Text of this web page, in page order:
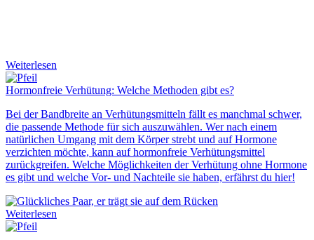
Weiterlesen
Hormonfreie Verhütung: Welche Methoden gibt es?
Bei der Bandbreite an Verhütungsmitteln fällt es manchmal schwer,
die passende Methode für sich auszuwählen. Wer nach einem
natürlichen Umgang mit dem Körper strebt und auf Hormone
verzichten möchte, kann aufhormonfreie Verhütungsmittel
zurückgreifen. Welche Möglichkeiten derVerhütung ohne Hormone
es gibt und welche Vor- und Nachteile sie haben, erfährst du hier!
Weiterlesen